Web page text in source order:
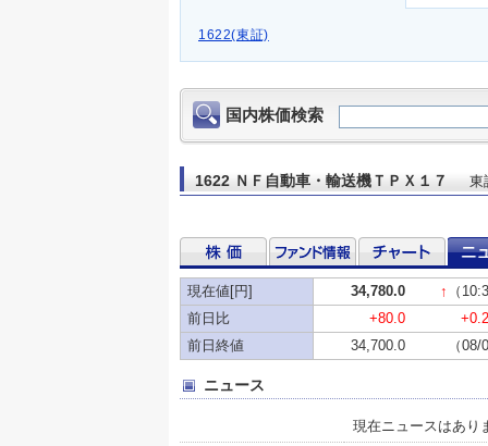
1622(東証)